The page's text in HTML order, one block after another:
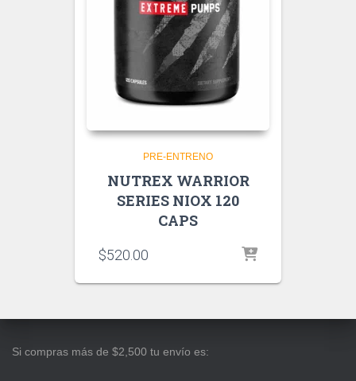
PRE-ENTRENO
NUTREX WARRIOR
SERIES NIOX 120
CAPS
$520.00
Si compras más de $2,500 tu envío es: